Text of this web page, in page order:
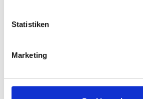
Statistiken
Marketing
*** Verkauft *** Große
140 m²
WOHNFLÄCHE